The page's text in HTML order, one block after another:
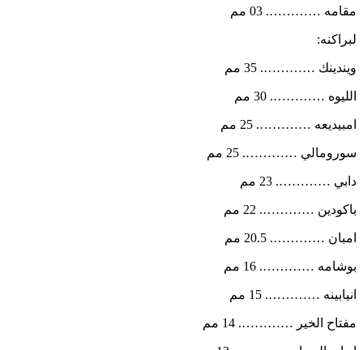
مقامه …………. 03 مم
لبراكنه:
ويندينك …………. 35 مم
الليوه …………. 30 مم
امبيديعه …………. 25 مم
سورومالي …………. 25 مم
دابي …………. 23 مم
باكودين …………. 22 مم
امبان …………. 20.5 مم
بوشامه …………. 16 مم
انيابينه …………. 15 مم
مفتاح الخير …………. 14 مم